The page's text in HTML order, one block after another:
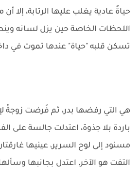
حياةٌ عادية يغلب عليها الرتابة، إلا
اللحظات الخاصة حين يزل لسانه
تسكن قلبه "حياة" عندها تموت في
هي التي رفضها بدر، ثم فُرضت زوجةً
باردة بلا جذوة، اعتدلت جالسة على
مسنود إلى لوح السرير، عينيها
التفت هو الآخر، اعتدل بجانبها